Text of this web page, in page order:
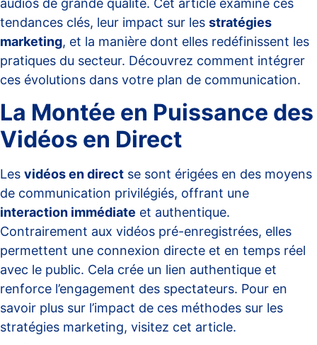
tendances clés, leur impact sur les stratégies
marketing, et la manière dont elles redéfinissent les
pratiques du secteur. Découvrez comment intégrer
ces évolutions dans votre plan de communication.
La Montée en Puissance des
Vidéos en Direct
Les vidéos en direct se sont érigées en des moyens
de communication privilégiés, offrant une
interaction immédiate et authentique.
Contrairement aux vidéos pré-enregistrées, elles
permettent une connexion directe et en temps réel
avec le public. Cela crée un lien authentique et
renforce l’engagement des spectateurs. Pour en
savoir plus sur l’impact de ces méthodes sur les
stratégies marketing, visitez cet article.